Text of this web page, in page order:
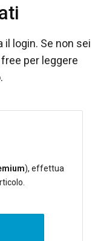
il login. Se non sei
per leggere
), effettua